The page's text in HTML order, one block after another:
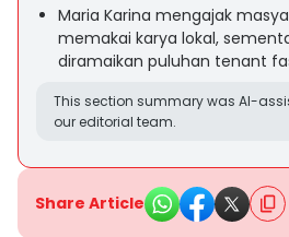
Maria Karina mengajak
memakai karya lokal,
diramaikan puluhan tenant
This section summary was AI-
our editorial team.
Share Article